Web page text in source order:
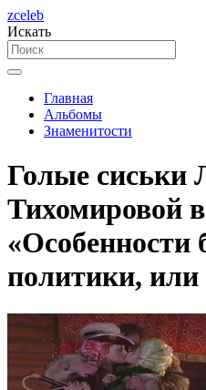
zceleb
Искать
Главная
Альбомы
Знаменитости
Голые сиськи
Тихомировой
«Особенности
политики, или